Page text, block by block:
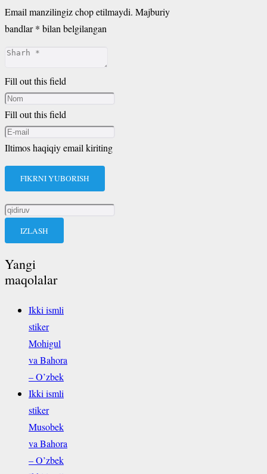
Email manzilingiz chop etilmaydi. Majburiy
bandlar* bilan belgilangan
Fill out this field
Fill out this field
Iltimos haqiqiy email kiriting
FIKRNI YUBORISH
Qidirshish:
Yangi
maqolalar
Ikki ismli
stiker
Mohigul
va Bahora
– O’zbek
Ikki ismli
stiker
Musobek
va Bahora
– O’zbek